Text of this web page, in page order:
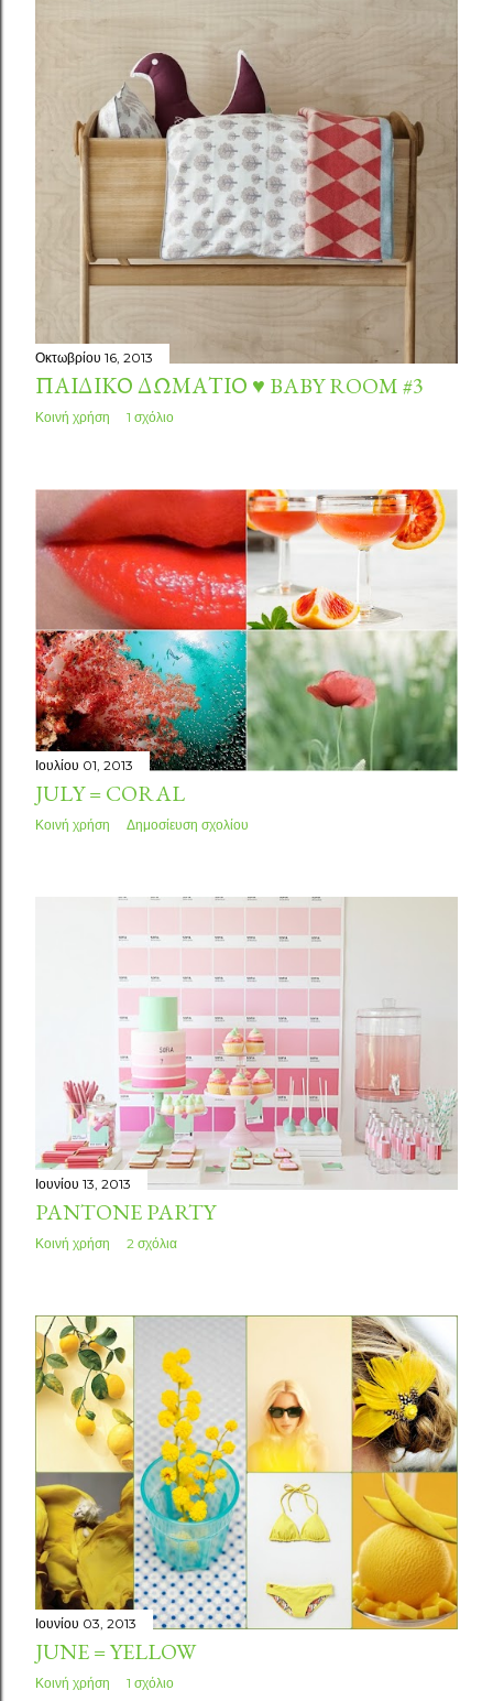
Οκτωβρίου 16, 2013
ΠΑΙΔΙΚΌ ΔΩΜΆΤΙΟ ♥ BABY ROOM #3
Κοινή χρήση 1 σχόλιο
Ιουλίου 01, 2013
JULY = CORAL
Κοινή χρήση Δημοσίευση σχολίου
Ιουνίου 13, 2013
PANTONE PARTY
Κοινή χρήση 2 σχόλια
Ιουνίου 03, 2013
JUNE = YELLOW
Κοινή χρήση 1 σχόλιο